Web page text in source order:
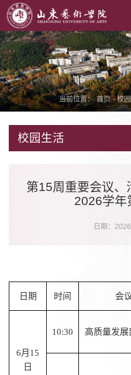
当前位置： 首页 - 校
校园生活
第15周重要会议
2026学年
日期：
日期 时间 会
6月 15
日
10:30 高质量发展